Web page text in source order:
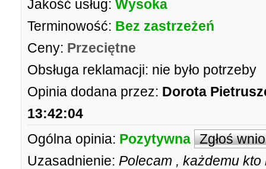
Jakość usług: Wysoka
Terminowość: Bez zastrzeżeń
Ceny: Przeciętne
Obsługa reklamacji: nie było potrzeby
Opinia dodana przez: Dorota
13:42:04
Ogólna opinia: Pozytywna Zgłoś
Uzasadnienie: Polecam , każdemu